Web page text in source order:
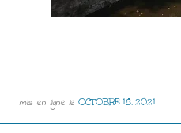
mis en ligne le OCTOBRE 18, 2021